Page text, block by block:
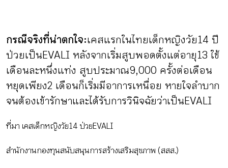
กรณีจริงที่น่าตกใจ:เคสแรกในไทยเด็กหญิงวัย 14 ปี
ป่วยเป็น EVALI หลังจากเริ่มสูบพอดตั้งแต่อายุ 13 ใช้
เดือนละหนึ่งแท่ง สูบประมาณ 9,000 ครั้งต่อเดือน
หยุดเพียง 2 เดือนก็เริ่มมีอาการเหนื่อย หายใจลำบาก
จนต้องเข้ารักษาและได้รับการวินิจฉัยว่าเป็น EVALI
ที่มา เคสเด็กหญิงวัย 14 ป่วย EVALI
สำนักงานกองทุนสนับสนุนการสร้างเสริมสุขภาพ (สสส.)